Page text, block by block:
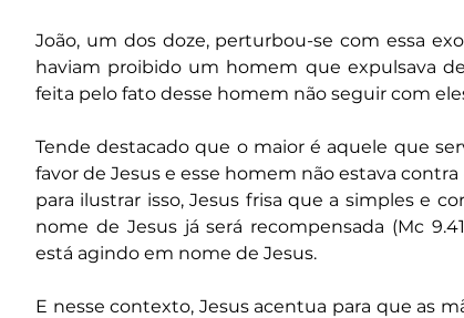
João, um dos doze, perturbou-se com essa
haviam proibido um homem que expulsava
feita pelo fato desse homem não seguir com
Tende destacado que o maior é aquele que
favor de Jesus e esse homem não estava
para ilustrar isso, Jesus frisa que a simples e
nome de Jesus já será recompensada (Mc
está agindo em nome de Jesus.
E nesse contexto, Jesus acentua para que as